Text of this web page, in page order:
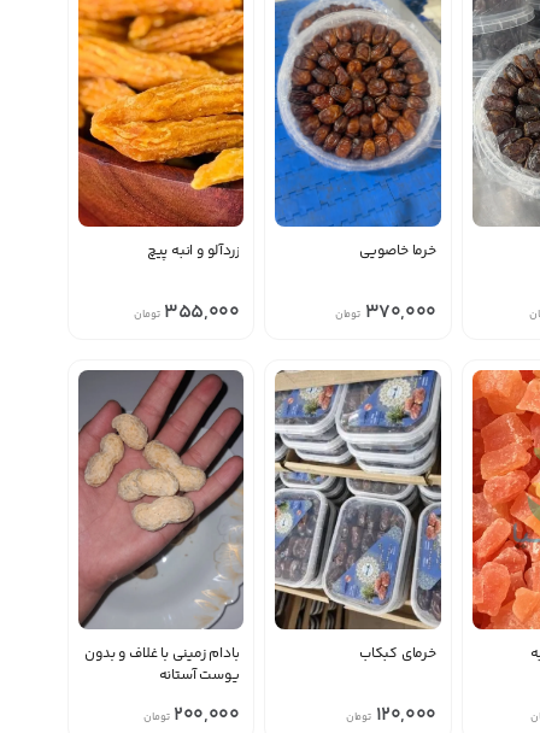
خرما خاصویی
370,000 تومان
زردآلو و انبه پیچ
355,000 تومان
خرمای کبکاب
120,000 تومان
بادام زمینی با غلاف و بدون
پوست آستانه
200,000 تومان